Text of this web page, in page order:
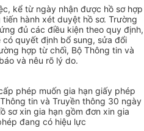
kể từ ngày nhận được hồ sơ hợp
hành xét duyệt hồ sơ. Trường
đủ các điều kiện theo quy định,
có quyết định bổ sung, sửa đổi
hợp từ chối, Bộ Thông tin và
và nêu rõ lý do.
phép muốn gia hạn giấy phép
tin và Truyền thông 30 ngày
sơ xin gia hạn gồm đơn xin gia
đang có hiệu lực